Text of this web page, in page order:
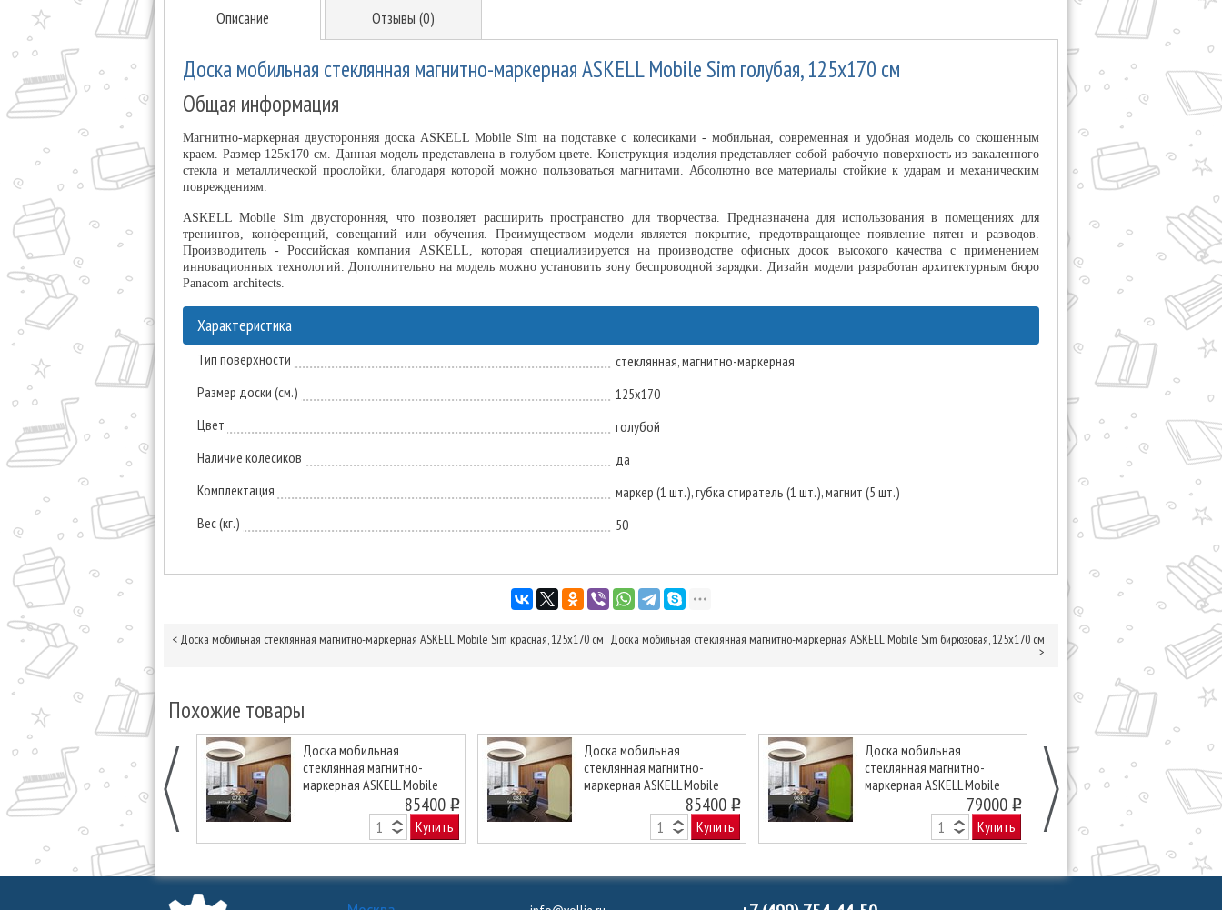
Описание Отзывы (0)
Доска мобильная стеклянная магнитно-маркерная ASKELL Mobile Sim голубая, 125х170 см
Общая информация
Магнитно-маркерная двусторонняя доска ASKELL Mobile Sim на подставке с колесиками - мобильная, современная и удобная модель со скошенным
краем. Размер 125х170 см. Данная модель представлена в голубом цвете. Конструкция изделия представляет собой рабочую поверхность из закаленного
стекла и металлической прослойки, благодаря которой можно пользоваться магнитами. Абсолютно все материалы стойкие к ударам и механическим
повреждениям.
ASKELL Mobile Sim двусторонняя, что позволяет расширить пространство для творчества. Предназначена для использования в помещениях для
тренингов, конференций, совещаний или обучения. Преимуществом модели является покрытие, предотвращающее появление пятен и разводов.
Производитель - Российская компания ASKELL, которая специализируется на производстве офисных досок высокого качества с применением
инновационных технологий. Дополнительно на модель можно установить зону беспроводной зарядки. Дизайн модели разработан архитектурным бюро
Panacom architects.
Характеристика
Тип поверхности
стеклянная, магнитно-маркерная
Размер доски (см.)
125х170
Цвет
голубой
Наличие колесиков
да
Комплектация
маркер (1 шт.), губка стиратель (1 шт.), магнит (5 шт.)
Вес (кг.)
50
< Доска мобильная стеклянная магнитно-маркерная ASKELL Mobile Sim красная, 125х170 см Доска мобильная стеклянная магнитно-маркерная ASKELL Mobile Sim бирюзовая, 125х170 см
>
Похожие товары
Доска мобильная
стеклянная магнитно-
маркерная ASKELL Mobile
Arka светло-серая, 100х170
85400 o
Купить
Доска мобильная
стеклянная магнитно-
маркерная ASKELL Mobile
Arka бежевая, 100х170 см
85400 o
Купить
Доска мобильная
стеклянная магнитно-
маркерная ASKELL Mobile
Arka лаймовая, 125х170 см
79000 o
Купить
Доска
стеклянная
маркерная
Arka зеленая,
Next